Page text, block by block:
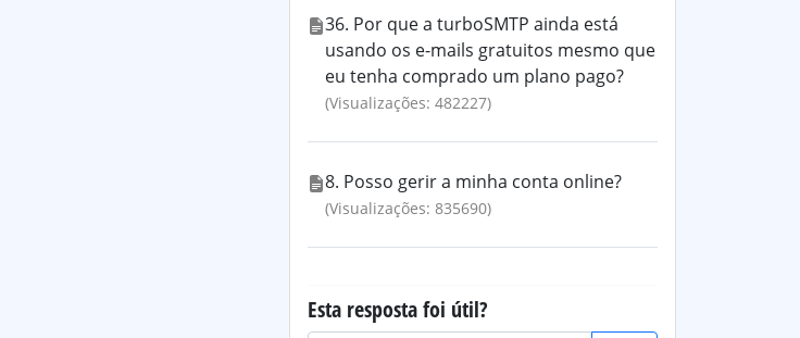
36. Por que a turboSMTP ainda está
usando os e-mails gratuitos mesmo que
eu tenha comprado um plano pago?
(Visualizações: 482227)
8. Posso gerir a minha conta online?
(Visualizações: 835690)
Esta resposta foi útil?